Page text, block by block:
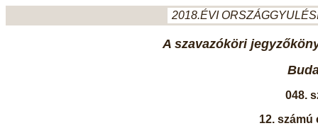
2018.ÉVI
A szavazóköri
048.
12.